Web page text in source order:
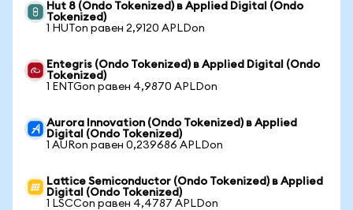
Hut 8 (Ondo Tokenized) в Applied Digital (Ondo
Tokenized)
1 HUTon равен 2,9120 APLDon
Entegris (Ondo Tokenized) в Applied Digital (Ondo
Tokenized)
1 ENTGon равен 4,9870 APLDon
Aurora Innovation (Ondo Tokenized) в Applied
Digital (Ondo Tokenized)
1 AURon равен 0,239686 APLDon
Lattice Semiconductor (Ondo Tokenized) в Applied
Digital (Ondo Tokenized)
1 LSCCon равен 4,4787 APLDon